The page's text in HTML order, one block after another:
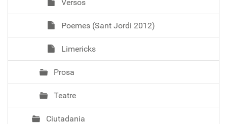
Versos
Poemes (Sant Jordi 2012)
Limericks
Prosa
Teatre
Ciutadania